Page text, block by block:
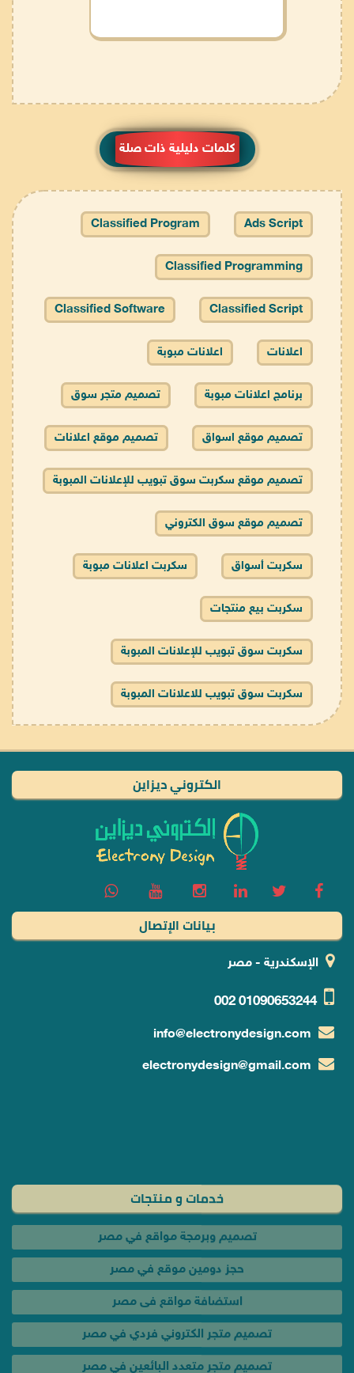
كلمات دليلية ذات صلة
Ads Script
Classified Program
Classified Programming
Classified Script
Classified Software
اعلانات اعلانات مبوبة
برنامج اعلانات مبوبة تصميم متجر سوق
تصميم موقع اسواق تصميم موقع اعلانات
تصميم موقع سكربت سوق تبويب للإعلانات المبوبة
تصميم موقع سوق الكتروني
سكربت أسواق سكربت اعلانات مبوبة
سكربت بيع منتجات
سكربت سوق تبويب للإعلانات المبوبة
سكربت سوق تبويب للاعلانات المبوبة
الكتروني ديزاين
بيانات الإتصال
الإسكندرية - مصر
01090653244
002
info@electronydesign.com
electronydesign@gmail.com
حجز دومين موقع في مصر
استضافة مواقع فى مصر
تصميم متجر الكتروني فردي في مصر
تصميم متجر متعدد البائعين في مصر
تصميم موقع اعلانات مبوبة فى مصر